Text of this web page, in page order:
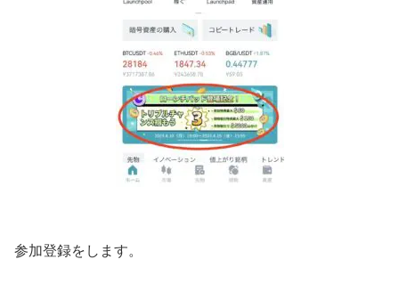
参加登録をします。